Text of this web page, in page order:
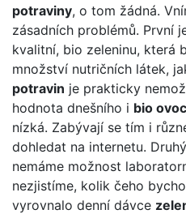
potraviny, o tom žádná.
zásadních problémů. První
kvalitní, bio zeleninu, která
množství nutričních látek,
potravin je prakticky
hodnota dnešního i bio
nízká. Zabývají se tím i
dohledat na internetu.
nemáme možnost
nezjistíme, kolik čeho
vyrovnalo denní dávce